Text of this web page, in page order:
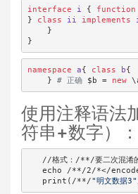
interface i { function
} class ii implements
    }
}
namespace a{ class b{
    }
# 正确 $b = new
使用注释语法
符串+数字）：
   /
/格式：/**/要二次混淆
   echo /*
*/2/*</
   print(
/**/"明文数据3"